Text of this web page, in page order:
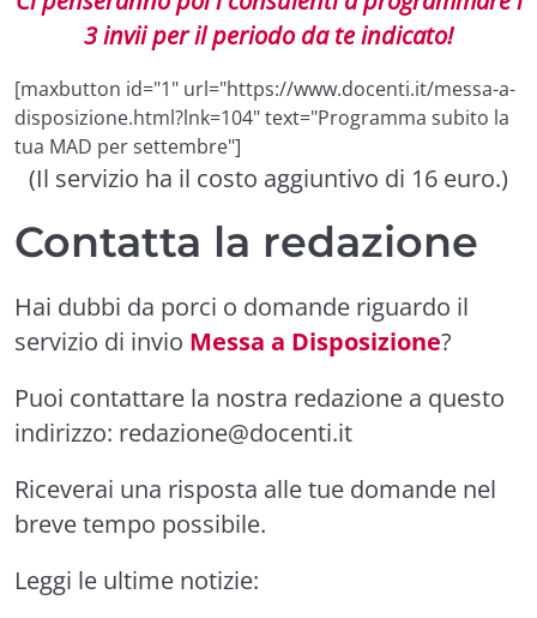
3 invii per il periodo da te indicato!
[maxbutton id="1" url="https://www.docenti.it/messa-a-
disposizione.html?lnk=104" text="Programma subito la
tua MAD per settembre"]
(Il servizio ha il costo aggiuntivo di 16 euro.)
Contatta la redazione
Hai dubbi da porci o domande riguardo il
servizio di invio Messa a Disposizione?
Puoi contattare la nostra redazione a questo
indirizzo: redazione@docenti.it
Riceverai una risposta alle tue domande nel
breve tempo possibile.
Leggi le ultime notizie: